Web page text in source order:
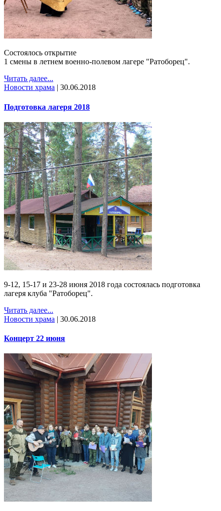
Состоялось открытие
1 смены в летнем военно-полевом лагере "Ратоборец".
Читать далее...
Новости храма | 30.06.2018
Подготовка лагеря 2018
9-12, 15-17 и 23-28 июня 2018 года состоялась подготовка
лагеря клуба "Ратоборец".
Читать далее...
Новости храма | 30.06.2018
Концерт 22 июня